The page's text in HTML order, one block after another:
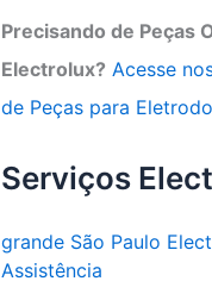
Precisando de Peças
Electrolux? Acesse
de Peças para
Serviços
grande São Paulo
Assistência